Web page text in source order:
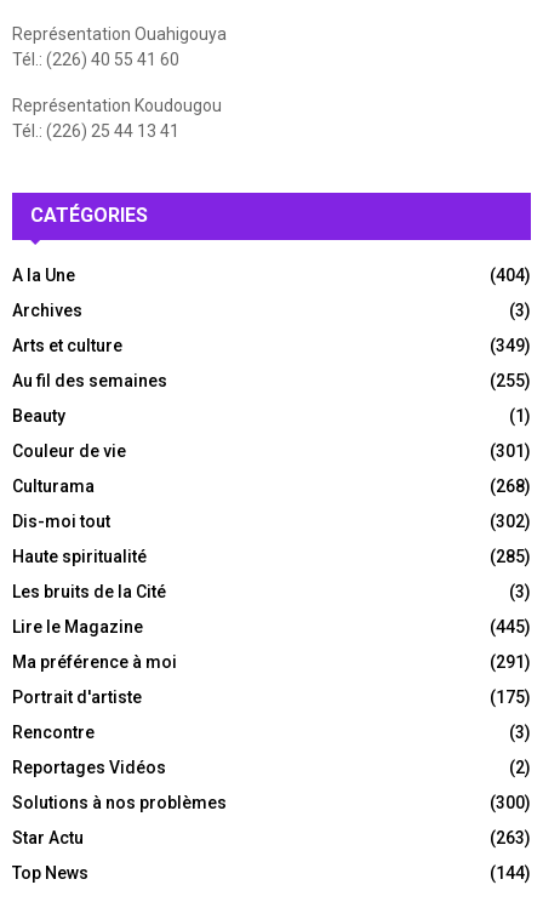
Représentation Ouahigouya
Tél.: (226) 40 55 41 60
Représentation Koudougou
Tél.: (226) 25 44 13 41
CATÉGORIES
A la Une
(404)
Archives
(3)
Arts et culture
(349)
Au fil des semaines
(255)
Beauty
(1)
Couleur de vie
(301)
Culturama
(268)
Dis-moi tout
(302)
Haute spiritualité
(285)
Les bruits de la Cité
(3)
Lire le Magazine
(445)
Ma préférence à moi
(291)
Portrait d'artiste
(175)
Rencontre
(3)
Reportages Vidéos
(2)
Solutions à nos problèmes
(300)
Star Actu
(263)
Top News
(144)